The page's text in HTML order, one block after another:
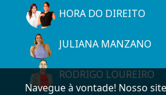
HORA DO DIREITO
JULIANA MANZANO
RODRIGO LOUREIRO
Navegue à vontade! Nosso